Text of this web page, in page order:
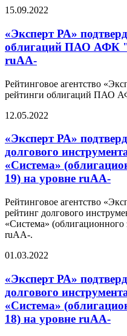
15.09.2022
«Эксперт РА»
облигаций ПАО АФК
ruAA-
Рейтинговое агентство
рейтинги облигаций ПАО
12.05.2022
«Эксперт РА»
долгового
«Система»
19) на уровне ruAA-
Рейтинговое агентство
рейтинг долгового
«Система» (облигационного
ruAA-.
01.03.2022
«Эксперт РА»
долгового
«Система»
18) на уровне ruAA-